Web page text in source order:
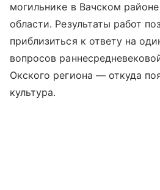
могильнике в Вачском
области. Результаты работ
приблизиться к ответу на
вопросов
Окского региона — откуда
культура.